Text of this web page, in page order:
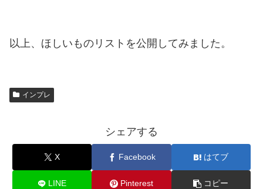
以上、ほしいものリストを公開してみました。
インプレ
シェアする
X Facebook はてブ
LINE Pinterest コピー